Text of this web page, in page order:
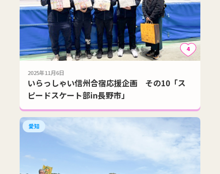
4
2025年11月6日
いらっしゃい信州合宿応援企画 その10「ス
ピードスケート部in長野市」
愛知